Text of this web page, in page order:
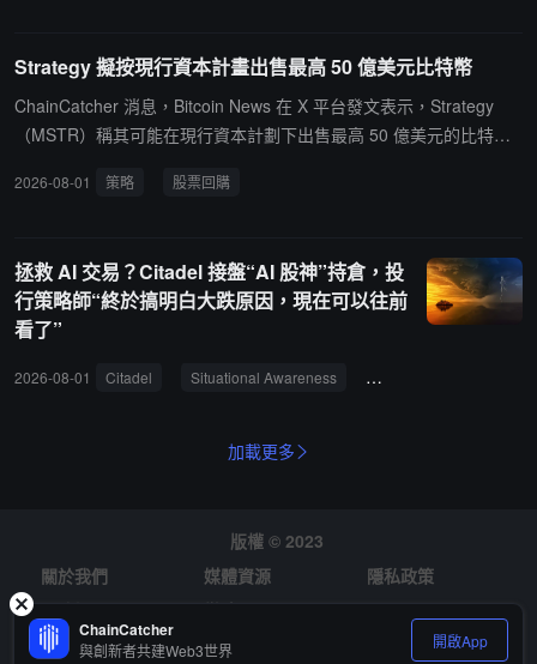
Strategy 擬按現行資本計畫出售最高 50 億美元比特幣
ChainCatcher 消息，Bitcoin News 在 X 平台發文表示，Strategy
（MSTR）稱其可能在現行資本計劃下出售最高 50 億美元的比特
倍。CEO Phong Le 表示，潛在出售所得可用於增加 12.5 億美元儲
億美元為上限，但總額最終可能更高。
2026-08-01 策略 股票回購
拯救 AI 交易？Citadel 接盤“AI 股神”持倉，投
行策略師“終於搞明白大跌原因，現在可以往前
看了”
2026-08-01 Citadel Situational Awareness 半導體
加載更多
版權 © 2023
關於我們
媒體資源
隱私政策
風險提示
徵才
ChainCatcher
與創新者共建Web3世界 開啟App